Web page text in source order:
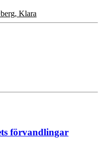
Klara
förvandlingar